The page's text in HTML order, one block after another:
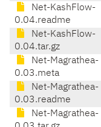
Net-KashFlow-
0.04.readme
Net-KashFlow-
0.04.tar.gz
Net-Magrathea-
0.03.meta
Net-Magrathea-
0.03.readme
Net-Magrathea-